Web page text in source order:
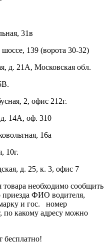
31в
139 (ворота 30-32)
д. 21А, Московская обл.
2, офис 212г.
14А, оф. 310
16а
10г.
д. 25, к. 3, офис 7
необходимо сообщить
приезда ФИО водителя,
и гос. номер
по какому адресу можно
бесплатно!